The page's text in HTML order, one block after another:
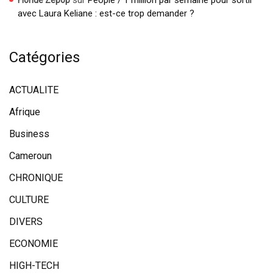
avec Laura Keliane : est-ce trop demander ?
Catégories
ACTUALITE
Afrique
Business
Cameroun
CHRONIQUE
CULTURE
DIVERS
ECONOMIE
HIGH-TECH